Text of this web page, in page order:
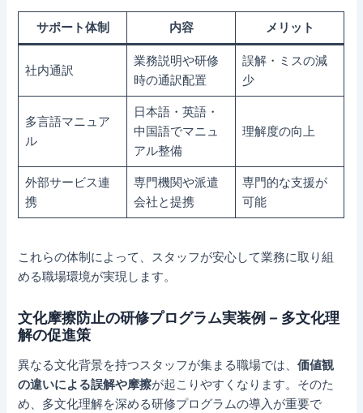
サポート体制 内容 メリット
社内通訳
業務説明や研修
時の通訳配置
誤解・ミスの減
少
多言語マニュア
ル
日本語・英語・
中国語でマニュ
アル整備
理解度の向上
外部サービス連
携
専門機関や派遣
会社と提携
専門的な支援が
可能
これらの体制によって、スタッフが安心して業務に取り組
める職場環境が実現します。
文化摩擦防止の研修プログラム実装例 – 多文化理
解の促進策
異なる文化背景を持つスタッフが集まる職場では、価値観
の違いによる誤解や摩擦が起こりやすくなります。そのた
め、多文化理解を深める研修プログラムの導入が重要で